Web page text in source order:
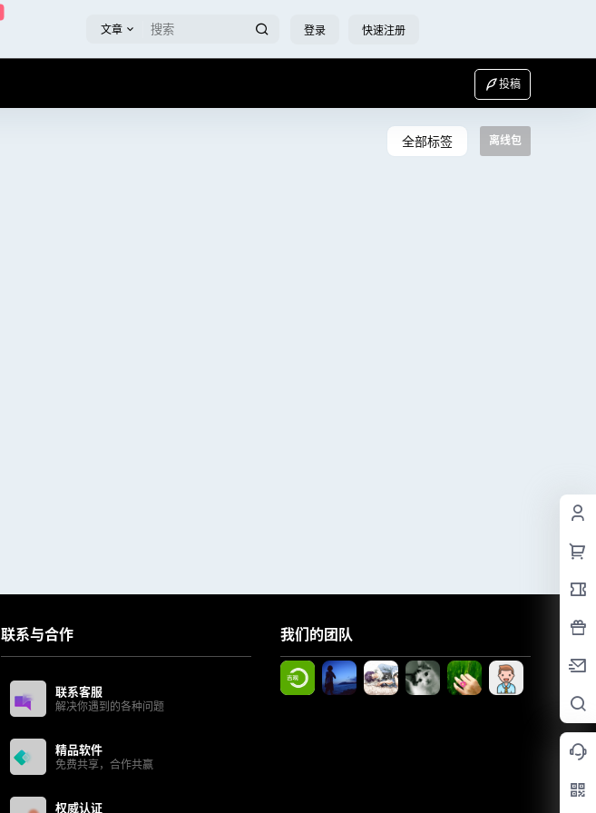
文章 登录 快速注册
投稿
全部标签 离线包
联系与合作
联系客服
解决你遇到的各种问题
精品软件
免费共享，合作共赢
权威认证
我们的团队